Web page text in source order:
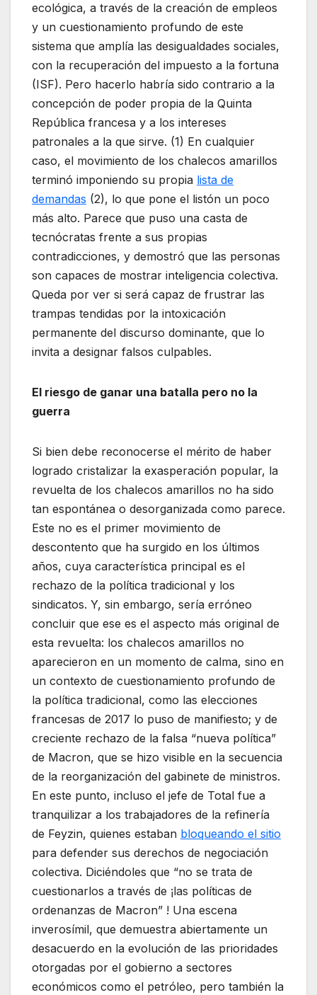
ecológica, a través de la creación de empleos
y un cuestionamiento profundo de este
sistema que amplía las desigualdades sociales,
con la recuperación del impuesto a la fortuna
(ISF). Pero hacerlo habría sido contrario a la
concepción de poder propia de la Quinta
República francesa y a los intereses
patronales a la que sirve. (1) En cualquier
caso, el movimiento de los chalecos amarillos
terminó imponiendo su propia lista de
demandas (2), lo que pone el listón un poco
más alto. Parece que puso una casta de
tecnócratas frente a sus propias
contradicciones, y demostró que las personas
son capaces de mostrar inteligencia colectiva.
Queda por ver si será capaz de frustrar las
trampas tendidas por la intoxicación
permanente del discurso dominante, que lo
invita a designar falsos culpables.
El riesgo de ganar una batalla pero no la
guerra
Si bien debe reconocerse el mérito de haber
logrado cristalizar la exasperación popular, la
revuelta de los chalecos amarillos no ha sido
tan espontánea o desorganizada como parece.
Este no es el primer movimiento de
descontento que ha surgido en los últimos
años, cuya característica principal es el
rechazo de la política tradicional y los
sindicatos. Y, sin embargo, sería erróneo
concluir que ese es el aspecto más original de
esta revuelta: los chalecos amarillos no
aparecieron en un momento de calma, sino en
un contexto de cuestionamiento profundo de
la política tradicional, como las elecciones
francesas de 2017 lo puso de manifiesto; y de
creciente rechazo de la falsa “nueva política”
de Macron, que se hizo visible en la secuencia
de la reorganización del gabinete de ministros.
En este punto, incluso el jefe de Total fue a
tranquilizar a los trabajadores de la refinería
de Feyzin, quienes estaban bloqueando el sitio
para defender sus derechos de negociación
colectiva. Diciéndoles que “no se trata de
cuestionarlos a través de ¡las políticas de
ordenanzas de Macron” ! Una escena
inverosímil, que demuestra abiertamente un
desacuerdo en la evolución de las prioridades
otorgadas por el gobierno a sectores
económicos como el petróleo, pero también la